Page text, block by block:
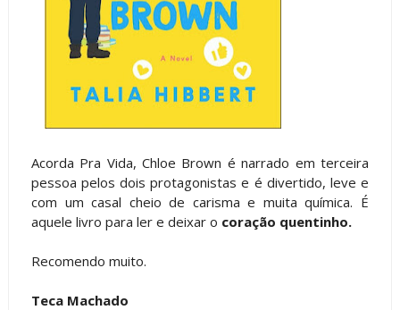
Acorda Pra Vida, Chloe Brown é narrado em terceira
pessoa pelos dois protagonistas e é divertido, leve e
com um casal cheio de carisma e muita química. É
aquele livro para ler e deixar o coração quentinho.
Recomendo muito.
Teca Machado